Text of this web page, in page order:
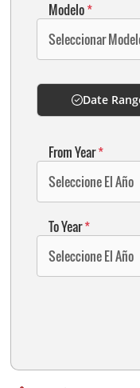
Modelo*
Seleccionar
Date
From Year*
Seleccione El Año
To Year*
Seleccione El Año